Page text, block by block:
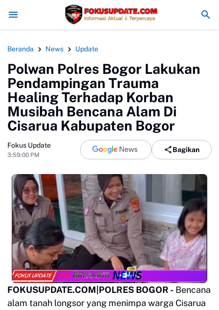
Redam Konflik, Kapolres Bogor Minta PT PMC Tunda Aktivitas
Beranda News Update
Polwan Polres Bogor Lakukan
Pendampingan Trauma
Healing Terhadap Korban
Musibah Bencana Alam Di
Cisarua Kabupaten Bogor
Fokus Update
3:59:00 PM
Bagikan
FOKUSUPDATE.COM|POLRES BOGOR - Bencana
alam tanah longsor yang menimpa warga Cisarua